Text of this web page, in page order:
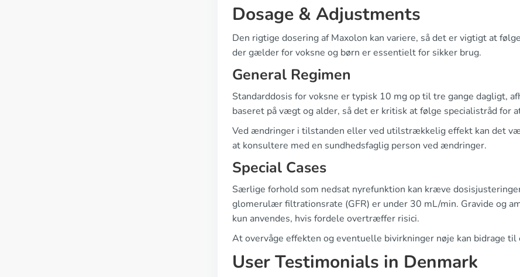
Dosage & Adjustments
Den rigtige dosering af Maxolon kan variere, så det er vigtigt at
der gælder for voksne og børn er essentielt for sikker brug.
General Regimen
Standarddosis for voksne er typisk 10 mg op til tre gange dagligt,
baseret på vægt og alder, så det er kritisk at følge specialistråd for
Ved ændringer i tilstanden eller ved utilstrækkelig effekt kan det
at konsultere med en sundhedsfaglig person ved ændringer.
Special Cases
Særlige forhold som nedsat nyrefunktion kan kræve
glomerulær filtrationsrate (GFR) er under 30 mL/min. Gravide og
kun anvendes, hvis fordele overtræffer risici.
At overvåge effekten og eventuelle bivirkninger nøje kan bidrage
User Testimonials in Denmark